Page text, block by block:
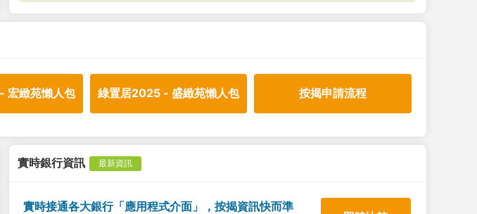
宏緻苑懶人包 綠置居2025 - 盛緻苑懶人包 按揭申請流程
實時銀行資訊 最新資訊
實時接通各大銀行「應用程式介面」，按揭資訊快而準